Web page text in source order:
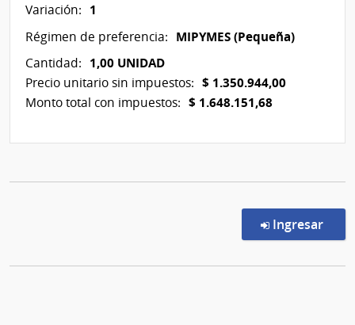
Variación: 1
Régimen de preferencia: MIPYMES (Pequeña)
Cantidad: 1,00 UNIDAD
Precio unitario sin impuestos: $ 1.350.944,00
Monto total con impuestos: $ 1.648.151,68
Ingresar